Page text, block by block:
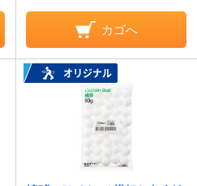
カゴへ
オリジナル